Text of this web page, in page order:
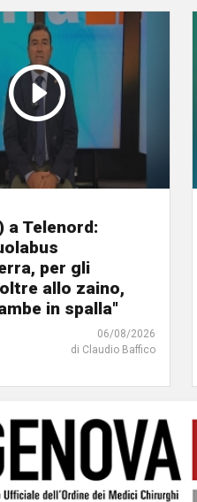
a Telenord:
per gli
allo zaino,
in spalla"
06/08/2026
di Claudio Baffico